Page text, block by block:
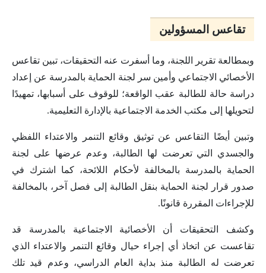
تقاعس المسؤولين
وبمطالعة تقرير اللجنة، وما أسفرت عنه التحقيقات، تبين تقاعس
الأخصائي الاجتماعي وأمين سر لجنة الحماية بالمدرسة عن إعداد
دراسة حالة للطالبة عقب الواقعة؛ للوقوف على أسبابها، تمهيدًا
لتحويلها إلى مكتب الخدمة الاجتماعية بالإدارة التعليمية.
وتبين أيضًا التقاعس عن توثيق وقائع التنمر والاعتداء اللفظي
والجسدي التي تعرضت لها الطالبة، وعدم عرضها على لجنة
الحماية بالمدرسة بالمخالفة لأحكام اللائحة، كما اشترك في
صدور قرار لجنة الحماية بنقل الطالبة إلى فصل آخر، بالمخالفة
للإجراءات المقررة قانونًا.
وكشف التحقيقات أن الأخصائية الاجتماعية بالمدرسة قد
تقاعست عن اتخاذ أي إجراء حيال وقائع التنمر والاعتداء الذي
تعرضت له الطالبة منذ بداية العام الدراسي، وعدم قيد تلك